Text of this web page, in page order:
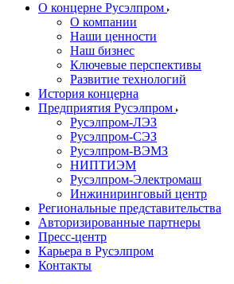
О концерне Русэлпром
О компании
Наши ценности
Наш бизнес
Ключевые перспективы
Развитие технологий
История концерна
Предприятия Русэлпром
Русэлпром-ЛЭЗ
Русэлпром-СЭЗ
Русэлпром-ВЭМЗ
НИПТИЭМ
Русэлпром-Электромаш
Инжиниринговый центр
Региональные представительства
Авторизированные партнеры
Пресс-центр
Карьера в Русэлпром
Контакты